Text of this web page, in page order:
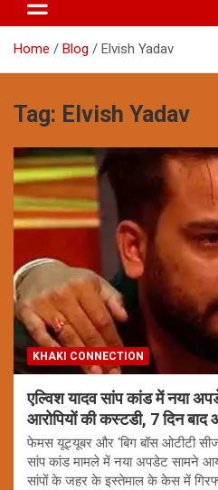
Home Blog Elvish Yadav
Tag: Elvish Yadav
KHAKI CONNECTION
एल्विश यादव सांप कांड में नया
आरोपियों की कस्टडी, 7 दिन बाद
फेमस यूट्यूबर और ‘बिग बॉस ओटीटी
सांप कांड मामले में नया अपडेट सामने
सांपों के जहर के इस्तेमाल के केस में